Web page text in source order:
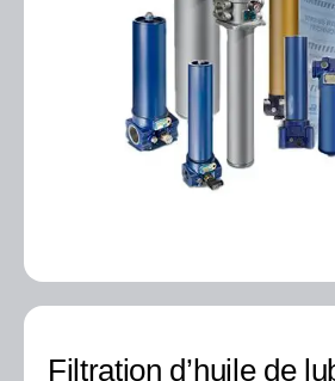
Filtration d’huile de